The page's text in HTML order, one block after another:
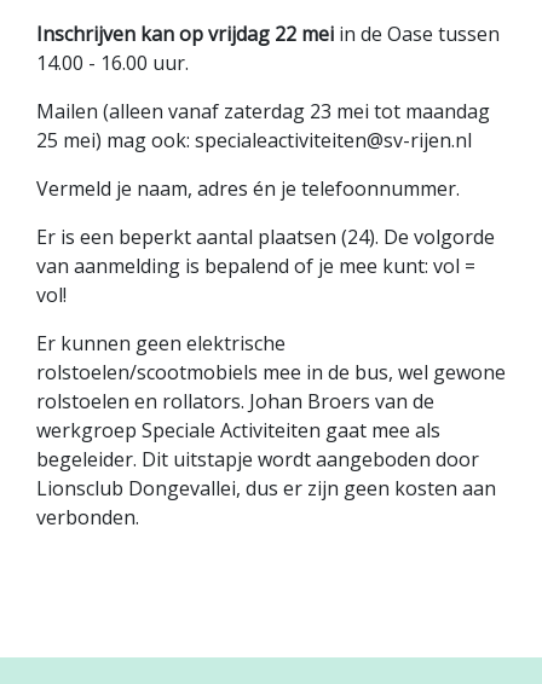
Inschrijven kan op vrijdag 22 mei in de Oase tussen
14.00 - 16.00 uur.
Mailen (alleen vanaf zaterdag 23 mei tot maandag
25 mei) mag ook: specialeactiviteiten@sv-rijen.nl
Vermeld je naam, adres én je telefoonnummer.
Er is een beperkt aantal plaatsen (24). De volgorde
van aanmelding is bepalend of je mee kunt: vol =
vol!
Er kunnen geen elektrische
rolstoelen/scootmobiels mee in de bus, wel gewone
rolstoelen en rollators. Johan Broers van de
werkgroep Speciale Activiteiten gaat mee als
begeleider. Dit uitstapje wordt aangeboden door
Lionsclub Dongevallei, dus er zijn geen kosten aan
verbonden.